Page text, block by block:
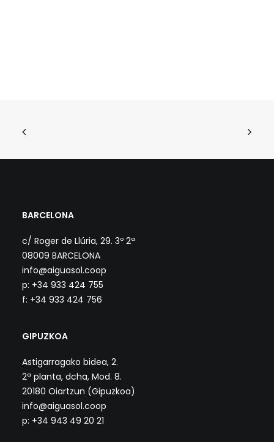
BARCELONA
c/ Roger de Llúria, 29. 3º 2ª
08009 BARCELONA
info@aiguasol.coop
p: +34 933 424 755
f: +34 933 424 756
GIPUZKOA
Astigarragako bidea, 2.
2ª planta, dcha, Mod. 8.
20180 Oiartzun (Gipuzkoa)
info@aiguasol.coop
p: +34 943 49 20 21